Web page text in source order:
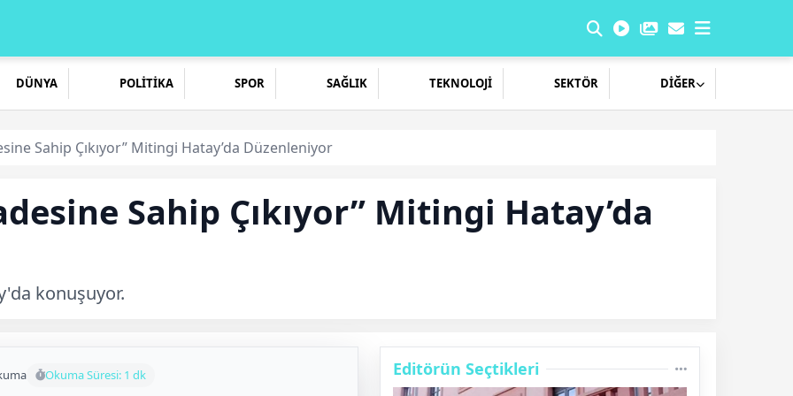
DÜNYA POLİTİKA SPOR SAĞLIK TEKNOLOJİ SEKTÖR DİĞER
Sahip Çıkıyor” Mitingi Hatay’da Düzenleniyor
Sahip Çıkıyor” Mitingi Hatay’da
konuşuyor.
Okuma Süresi: 1 dk Editörün Seçtikleri